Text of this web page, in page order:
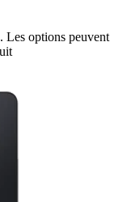
Les options peuvent